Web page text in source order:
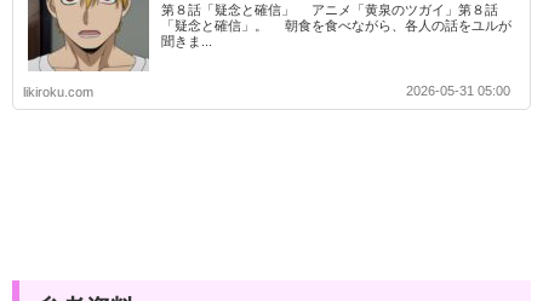
第８話「疑念と確信」 アニメ「黄泉のツガイ」第８話
「疑念と確信」。 朝食を食べながら、各人の話をユルが
聞きま...
likiroku.com 2026-05-31 05:00